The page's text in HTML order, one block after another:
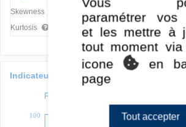
Skewness
Kurtosis
-
Indicateurs avancés
Fréquence des pertes sur
100
paramétrer vos
et les mettre à
tout moment via
icone
en
page
Tout accepter